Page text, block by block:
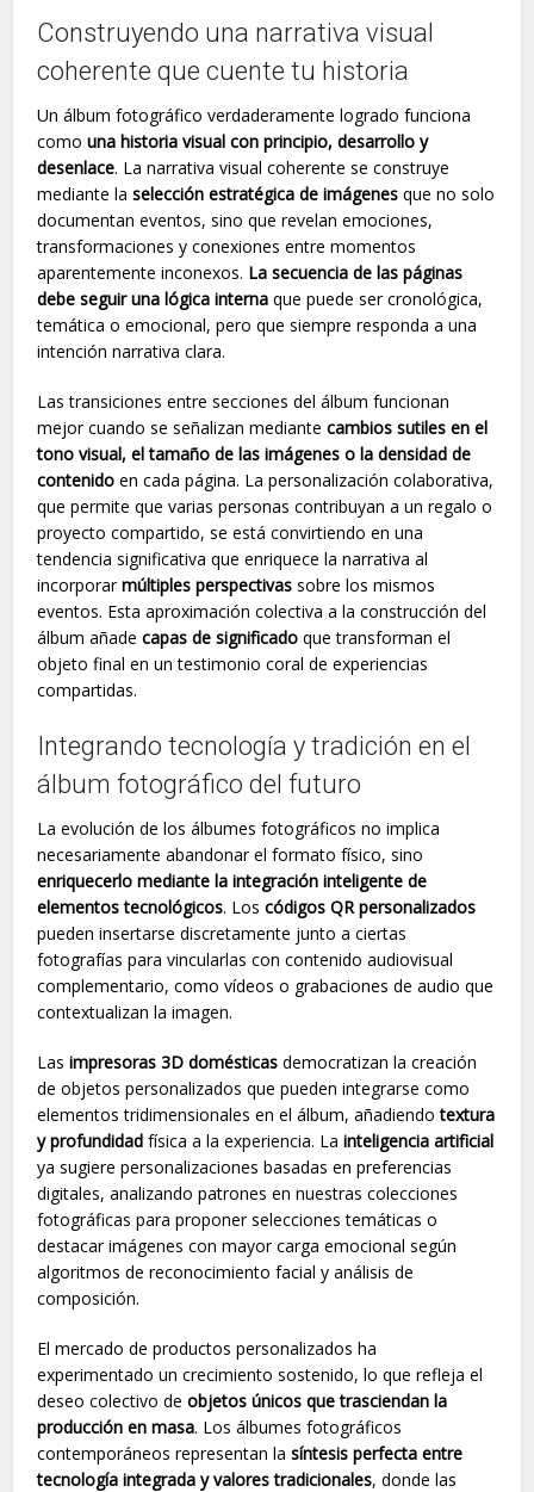
Construyendo una narrativa visual
coherente que cuente tu historia
Un álbum fotográfico verdaderamente logrado funciona
comouna historia visual con principio, desarrollo y
desenlace. La narrativa visual coherente se construye
mediante laselección estratégica de imágenes que no solo
documentan eventos, sino que revelan emociones,
transformaciones y conexiones entre momentos
aparentemente inconexos. La secuencia de las páginas
debe seguir una lógica interna que puede ser cronológica,
temática o emocional, pero que siempre responda a una
intención narrativa clara.
Las transiciones entre secciones del álbum funcionan
mejor cuando se señalizan mediantecambios sutiles en el
tono visual, el tamaño de las imágenes o la densidad de
contenido en cada página. La personalización colaborativa,
que permite que varias personas contribuyan a un regalo o
proyecto compartido, se está convirtiendo en una
tendencia significativa que enriquece la narrativa al
incorporarmúltiples perspectivas sobre los mismos
eventos. Esta aproximación colectiva a la construcción del
álbum añadecapas de significado que transforman el
objeto final en un testimonio coral de experiencias
compartidas.
Integrando tecnología y tradición en el
álbum fotográfico del futuro
La evolución de los álbumes fotográficos no implica
necesariamente abandonar el formato físico, sino
enriquecerlo mediante la integración inteligente de
elementos tecnológicos. Loscódigos QR personalizados
pueden insertarse discretamente junto a ciertas
fotografías para vincularlas con contenido audiovisual
complementario, como vídeos o grabaciones de audio que
contextualizan la imagen.
Lasimpresoras 3D domésticas democratizan la creación
de objetos personalizados que pueden integrarse como
elementos tridimensionales en el álbum, añadiendotextura
y profundidad física a la experiencia. Lainteligencia artificial
ya sugiere personalizaciones basadas en preferencias
digitales, analizando patrones en nuestras colecciones
fotográficas para proponer selecciones temáticas o
destacar imágenes con mayor carga emocional según
algoritmos de reconocimiento facial y análisis de
composición.
El mercado de productos personalizados ha
experimentado un crecimiento sostenido, lo que refleja el
deseo colectivo deobjetos únicos que trasciendan la
producción en masa. Los álbumes fotográficos
contemporáneos representan lasíntesis perfecta entre
tecnología integrada y valores tradicionales, donde las